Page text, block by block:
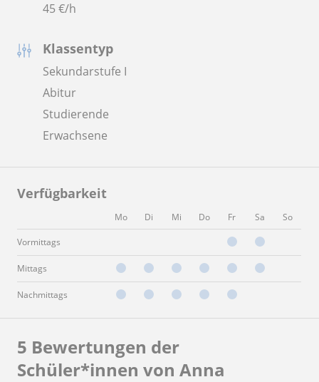
45€/h
Klassentyp
Sekundarstufe I
Abitur
Studierende
Erwachsene
Verfügbarkeit
Mo Di Mi Do Fr Sa So
Vormittags
Mittags
Nachmittags
5 Bewertungen der
Schüler*innen von Anna